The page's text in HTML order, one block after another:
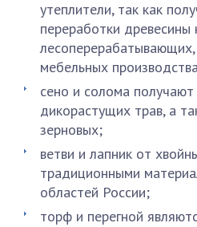
утеплители, так как
переработки древесины
мебельных
сено и солома
дикорастущих трав, а
зерновых;
ветви и лапник от
традиционными
областей России;
торф и перегной